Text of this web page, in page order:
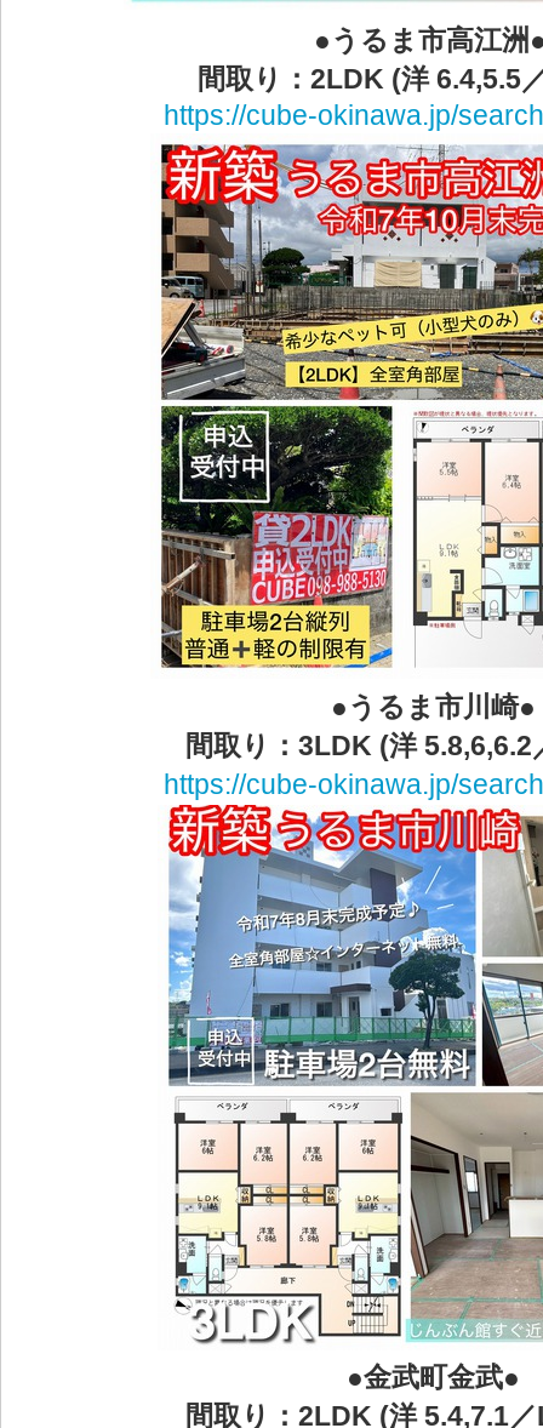
●うるま市高江洲
間取り：2LDK (洋 6.4,5.5
https://cube-okinawa.jp/
●うるま市川崎●
間取り：3LDK (洋
https://cube-okinawa.jp/
●金武町金武●
間取り：2LDK (洋 5.4,7.1